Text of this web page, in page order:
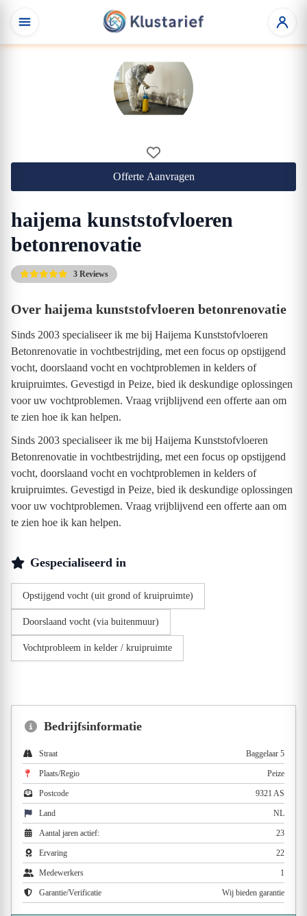
Offerte Aanvragen
haijema kunststofvloeren
betonrenovatie
3 Reviews
Over haijema kunststofvloeren betonrenovatie
Sinds 2003 specialiseer ik me bij Haijema Kunststofvloeren
Betonrenovatie in vochtbestrijding, met een focus op opstijgend
vocht, doorslaand vocht en vochtproblemen in kelders of
kruipruimtes. Gevestigd in Peize, bied ik deskundige oplossingen
voor uw vochtproblemen. Vraag vrijblijvend een offerte aan om
te zien hoe ik kan helpen.
Sinds 2003 specialiseer ik me bij Haijema Kunststofvloeren
Betonrenovatie in vochtbestrijding, met een focus op opstijgend
vocht, doorslaand vocht en vochtproblemen in kelders of
kruipruimtes. Gevestigd in Peize, bied ik deskundige oplossingen
voor uw vochtproblemen. Vraag vrijblijvend een offerte aan om
te zien hoe ik kan helpen.
Gespecialiseerd in
Opstijgend vocht (uit grond of kruipruimte)
Doorslaand vocht (via buitenmuur)
Vochtprobleem in kelder / kruipruimte
Bedrijfsinformatie
Straat Baggelaar 5
Plaats/Regio Peize
Postcode 9321 AS
Land NL
Aantal jaren actief: 23
Ervaring 22
Medewerkers 1
Garantie/Verificatie Wij bieden garantie